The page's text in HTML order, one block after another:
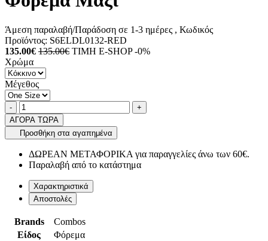
Άμεση παραλαβή/Παράδοση σε 1-3 ημέρες , Κωδικός
Προϊόντος: S6ELDL0132-RED
135.00€ 135.00€ ΤΙΜΗ E-SHOP -0%
Χρώμα
Μέγεθος
Ποσότητα
-product.increase.quantity +
ΑΓΟΡΑ ΤΩΡΑ
Προσθήκη στα αγαπημένα
ΔΩΡΕΑΝ ΜΕΤΑΦΟΡΙΚΑ για παραγγελίες άνω των 60€.
Παραλαβή από το κατάστημα
Χαρακτηριστικά
Αποστολές
Brands
Combos
Είδος
Φόρεμα